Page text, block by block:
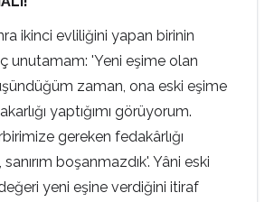
ikinci evliliğini yapan birinin
unutamam: 'Yeni eşime olan
zaman, ona eski eşime
yaptığımı görüyorum.
gereken fedakârlığı
boşanmazdık'. Yâni eski
yeni eşine verdiğini itiraf